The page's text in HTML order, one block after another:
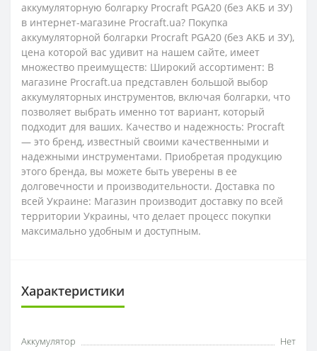
аккумуляторную болгарку Procraft PGA20 (без АКБ и ЗУ)
в интернет-магазине Procraft.ua? Покупка
аккумуляторной болгарки Procraft PGA20 (без АКБ и ЗУ),
цена которой вас удивит на нашем сайте, имеет
множество преимуществ: Широкий ассортимент: В
магазине Procraft.ua представлен большой выбор
аккумуляторных инструментов, включая болгарки, что
позволяет выбрать именно тот вариант, который
подходит для ваших. Качество и надежность: Procraft
― это бренд, известный своими качественными и
надежными инструментами. Приобретая продукцию
этого бренда, вы можете быть уверены в ее
долговечности и производительности. Доставка по
всей Украине: Магазин производит доставку по всей
территории Украины, что делает процесс покупки
максимально удобным и доступным.
Характеристики
Аккумулятор
Нет